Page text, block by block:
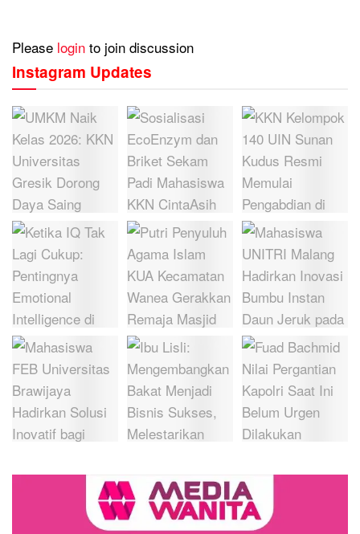
Please login to join discussion
Instagram Updates